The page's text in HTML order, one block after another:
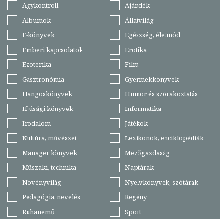
Agykontroll
Ajándék
Albumok
Állatvilág
E-könyvek
Egészség, életmód
Emberi kapcsolatok
Erotika
Ezoterika
Film
Gasztronómia
Gyermekkönyvek
Hangoskönyvek
Humor és szórakoztatás
Ifjúsági könyvek
Informatika
Irodalom
Játékok
Kultúra, művészet
Lexikonok, enciklopédiák
Manager könyvek
Mezőgazdaság
Műszaki, technika
Naptárak
Növényvilág
Nyelvkönyvek, szótárak
Pedagógia, nevelés
Regény
Ruhanemű
Sport